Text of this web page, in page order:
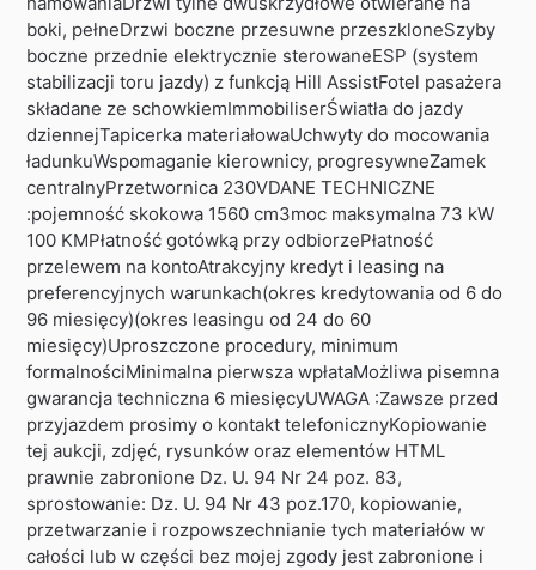
boki, pełneDrzwi boczne przesuwne przeszkloneSzyby
boczne przednie elektrycznie sterowaneESP (system
stabilizacji toru jazdy) z funkcją Hill AssistFotel pasażera
składane ze schowkiemImmobiliserŚwiatła do jazdy
dziennejTapicerka materiałowaUchwyty do mocowania
ładunkuWspomaganie kierownicy, progresywneZamek
centralnyPrzetwornica 230VDANE TECHNICZNE
:pojemność skokowa 1560 cm3moc maksymalna 73 kW
100 KMPłatność gotówką przy odbiorzePłatność
przelewem na kontoAtrakcyjny kredyt i leasing na
preferencyjnych warunkach(okres kredytowania od 6 do
96 miesięcy)(okres leasingu od 24 do 60
miesięcy)Uproszczone procedury, minimum
formalnościMinimalna pierwsza wpłataMożliwa pisemna
gwarancja techniczna 6 miesięcyUWAGA :Zawsze przed
przyjazdem prosimy o kontakt telefonicznyKopiowanie
tej aukcji, zdjęć, rysunków oraz elementów HTML
prawnie zabronione Dz. U. 94 Nr 24 poz. 83,
sprostowanie: Dz. U. 94 Nr 43 poz.170, kopiowanie,
przetwarzanie i rozpowszechnianie tych materiałów w
całości lub w części bez mojej zgody jest zabronione i